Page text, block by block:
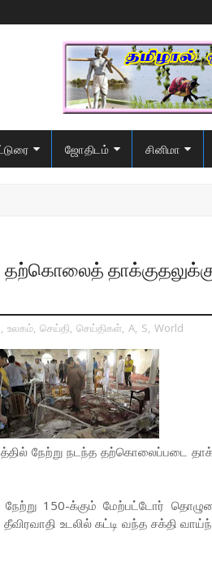
ஜோதிடம் சினிமா
தற்கொலைத்
, உலகம், செய்தி, செய்திகள், A, S, World
நேற்று நடந்த தற்கொலைப்படை
நேற்று 150-க்கும் மேற்பட்டோர்
உடலில் கட்டி வந்த சக்தி